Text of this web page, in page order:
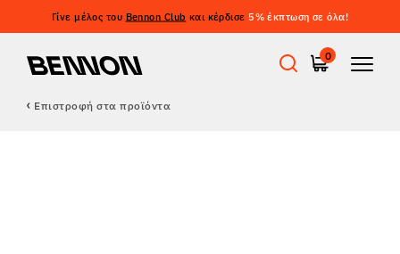
Γίνε μέλος του Bennon Club και κέρδισε 5% έκπτωση σε όλα!
0
Επιστροφή στα προϊόντα